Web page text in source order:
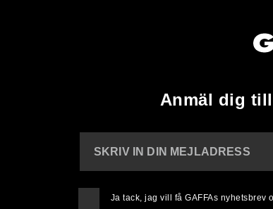
Anmäl dig
SKRIV IN DIN MEJLADRESS
Ja tack, jag vill få GAFFAs nyhetsbrev